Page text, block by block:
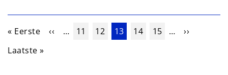
Paginering
Eerste pagina
« Eerste Vorige pagina
‹‹ … Pagina
11 Pagina
12 Huidige pagina
13 Pagina
14 Pagina
15 … Volgende
››
Laatste pagina
Laatste »